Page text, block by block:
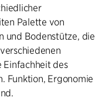
Palette von
und Bodenstütze, die
des
Funktion, Ergonomie